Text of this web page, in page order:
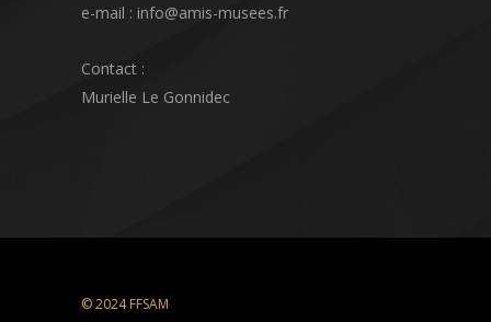
e-mail : info@amis-musees.fr
Contact :
Murielle Le Gonnidec
© 2024 FFSAM